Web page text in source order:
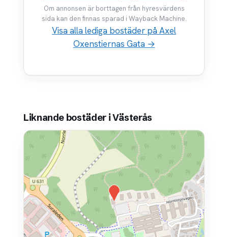
Om annonsen är borttagen från hyresvärdens
sida kan den finnas sparad i Wayback Machine.
Visa alla lediga bostäder på Axel
Oxenstiernas Gata →
Liknande bostäder i Västerås